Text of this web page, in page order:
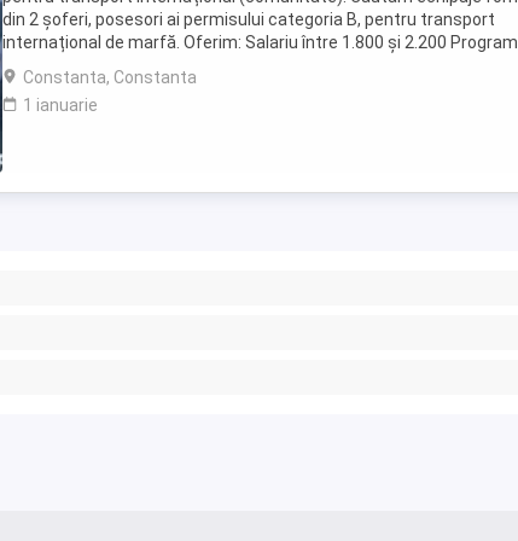
din 2 șoferi, posesori ai permisului categoria B, pentru transport
internațional de marfă. Oferim: Salariu între 1.800 și 2.200
luni plecați 2 săptămâni ...
Constanta, Constanta
1 ianuarie